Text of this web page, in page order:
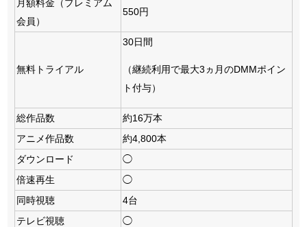
月額料金（プレミアム
会員）
550円
無料トライアル
30日間
（継続利用で最大3ヵ月のDMMポイン
ト付与）
総作品数
約16万本
アニメ作品数
約4,800本
ダウンロード
◯
倍速再生
◯
同時視聴
4台
テレビ視聴
◯